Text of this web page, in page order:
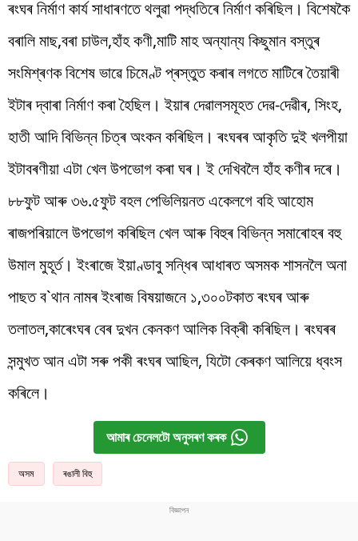
ৰংঘৰ নিৰ্মাণ কাৰ্য সাধাৰণতে থলুৱা পদ্ধতিৰে নিৰ্মাণ কৰিছিল। বিশেষকৈ
বৰালি মাছ,বৰা চাউল,হাঁহ কণী,মাটি মাহ অন্যান্য কিছুমান বস্তুৰ
সংমিশ্ৰণক বিশেষ ভাৱে চিমেণ্ট প্ৰস্তুত কৰাৰ লগতে মাটিৰে তৈয়াৰী
ইটাৰ দ্বাৰা নিৰ্মাণ কৰা হৈছিল। ইয়াৰ দেৱালসমূহত দেৱ-দেৱীৰ, সিংহ,
হাতী আদি বিভিন্ন চিত্ৰ অংকন কৰিছিল। ৰংঘৰৰ আকৃতি দুই খলপীয়া
ইটাবৰণীয়া এটা খেল উপভোগ কৰা ঘৰ। ই দেখিবলৈ হাঁহ কণীৰ দৰে।
৮৮ফুট আৰু ৩৬.৫ফুট বহল পেভিলিয়নত একেলগে বহি আহোম
ৰাজপৰিয়ালে উপভোগ কৰিছিল খেল আৰু বিহুৰ বিভিন্ন সমাৰোহৰ বহু
উমাল মুহূৰ্ত। ইংৰাজে ইয়াণ্ডাবু সন্ধিৰ আধাৰত অসমক শাসনলৈ অনা
পাছত ব`থান নামৰ ইংৰাজ বিষয়াজনে ১,৩০০টকাত ৰংঘৰ আৰু
তলাতল,কাৰেংঘৰ বেৰ দুখন কেনকণ আলিক বিক্ৰী কৰিছিল। ৰংঘৰৰ
সন্মুখত আন এটা সৰু পকী ৰংঘৰ আছিল, যিটো কেৰকণ আলিয়ে ধ্বংস
কৰিলে।
আমাৰ চেনেলটো অনুসৰণ কৰক
অসম ৰঙালী বিহু